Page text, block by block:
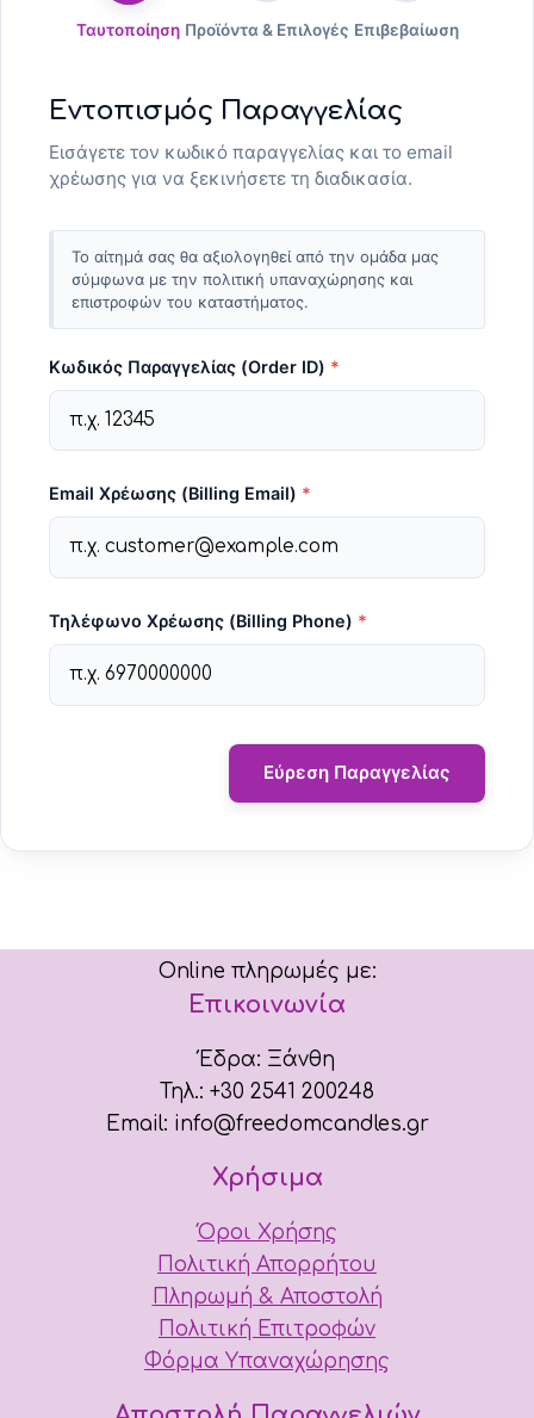
Ταυτοποίηση Προϊόντα & Επιλογές Επιβεβαίωση
Εντοπισμός Παραγγελίας
Εισάγετε τον κωδικό παραγγελίας και το email
χρέωσης για να ξεκινήσετε τη διαδικασία.
Το αίτημά σας θα αξιολογηθεί από την ομάδα μας
σύμφωνα με την πολιτική υπαναχώρησης και
επιστροφών του καταστήματος.
Κωδικός Παραγγελίας (Order ID) *
Email Χρέωσης (Billing Email) *
Τηλέφωνο Χρέωσης (Billing Phone) *
Εύρεση Παραγγελίας
Online πληρωμές με:
Επικοινωνία
Έδρα: Ξάνθη
Τηλ.: +30 2541 200248
Email: info@freedomcandles.gr
Χρήσιμα
Όροι Χρήσης
Πολιτική Απορρήτου
Πληρωμή & Αποστολή
Πολιτική Επιτροφών
Φόρμα Υπαναχώρησης